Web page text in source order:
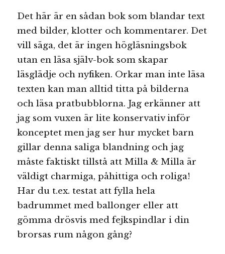
Det här är en sådan bok som blandar text
med bilder, klotter och kommentarer. Det
vill säga, det är ingen högläsningsbok
utan en läsa själv-bok som skapar
läsglädje och nyfiken. Orkar man inte läsa
texten kan man alltid titta på bilderna
och läsa pratbubblorna. Jag erkänner att
jag som vuxen är lite konservativ inför
konceptet men jag ser hur mycket barn
gillar denna saliga blandning och jag
måste faktiskt tillstå att Milla & Milla är
väldigt charmiga, påhittiga och roliga!
Har du t.ex. testat att fylla hela
badrummet med ballonger eller att
gömma drösvis med fejkspindlar i din
brorsas rum någon gång?